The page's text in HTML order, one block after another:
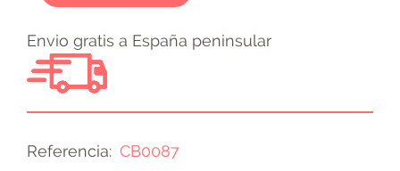
Envio gratis a España peninsular
Referencia CB0087